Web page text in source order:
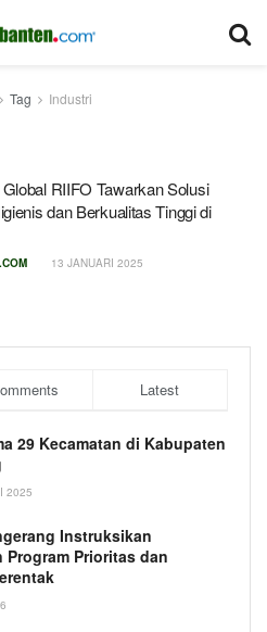
Tag Industri
RIIFO Tawarkan Solusi
dan Berkualitas Tinggi di
13 JANUARI 2025
Latest
29 Kecamatan di Kabupaten
2025
Instruksikan
Program Prioritas dan